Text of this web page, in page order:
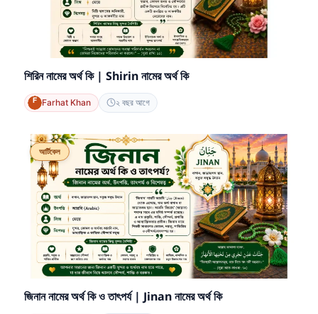
শিরিন নামের অর্থ কি | Shirin নামের অর্থ কি
Farhat Khan ২ বছর আগে
আর্টিকেল
জিনান নামের অর্থ কি ও তাৎপর্য | Jinan নামের অর্থ কি